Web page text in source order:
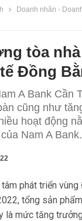
Doanh nhân -
tòa
Đồng
A Bank
cũng như
hoạt động
Nam A Bank.
phát triển
tổng sản
là mức tăng